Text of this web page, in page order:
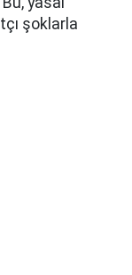
şoklarla